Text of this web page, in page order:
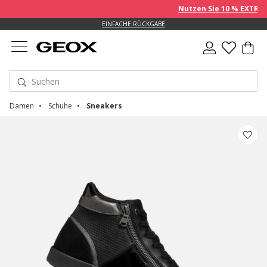
Nutzen Sie 10 %
EINFACHE RÜCKGABE
Damen Schuhe Sneakers